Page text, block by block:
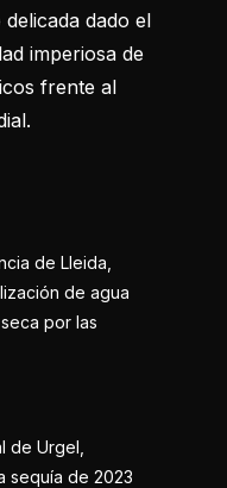
dado el
imperiosa de
frente al
de Lleida,
de agua
por las
de Urgel,
sequía de 2023